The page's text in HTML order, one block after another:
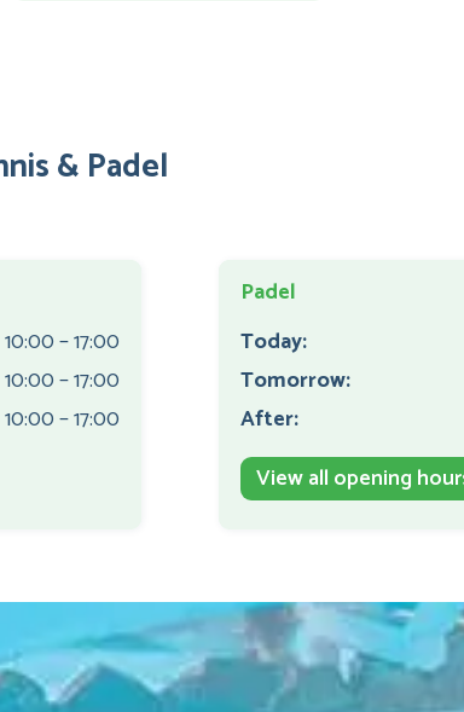
& Padel
10:00 – 17:00
10:00 – 17:00
10:00 – 17:00
Padel
Today:
Tomorrow:
After:
View all opening